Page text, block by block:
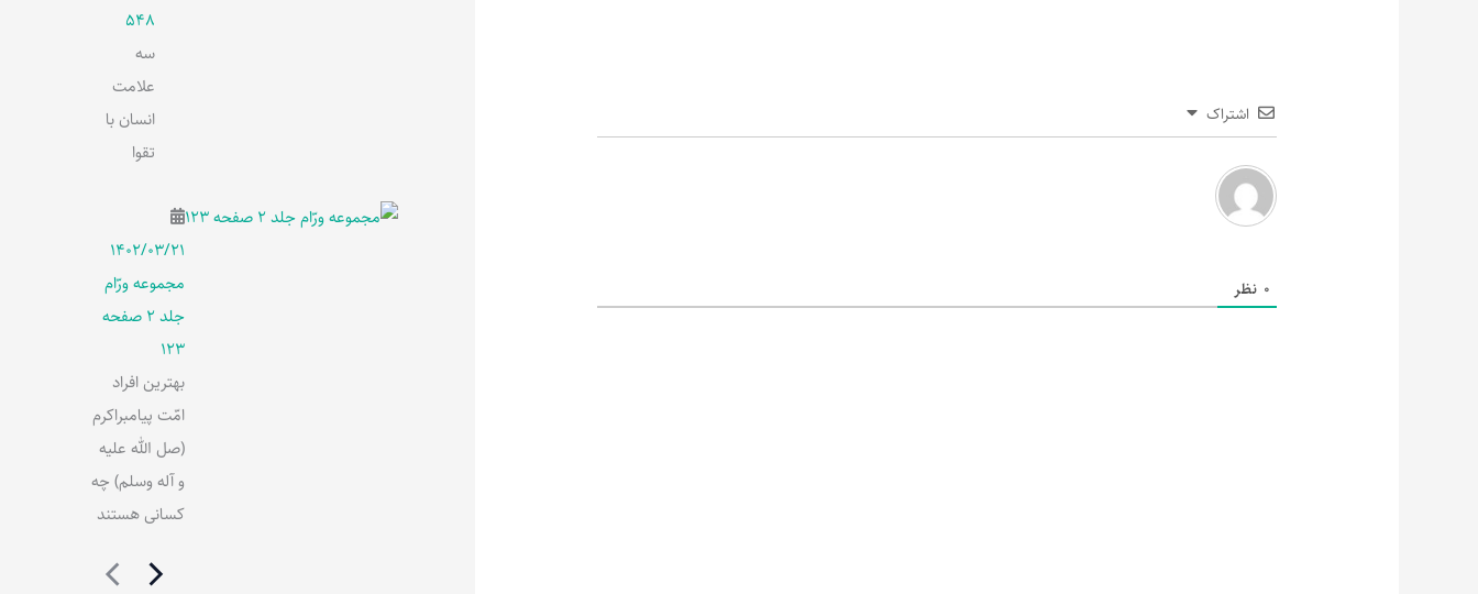
اشتراک
0 نظر
548
سه
علامت
انسان با
تقوا
۱۴۰۲/۰۳/۲۱
مجموعه ورّام
جلد 2 صفحه
123
بهترین افراد
امّت پیامبراکرم
(صل الله علیه
و آله وسلم) چه
کسانی هستند